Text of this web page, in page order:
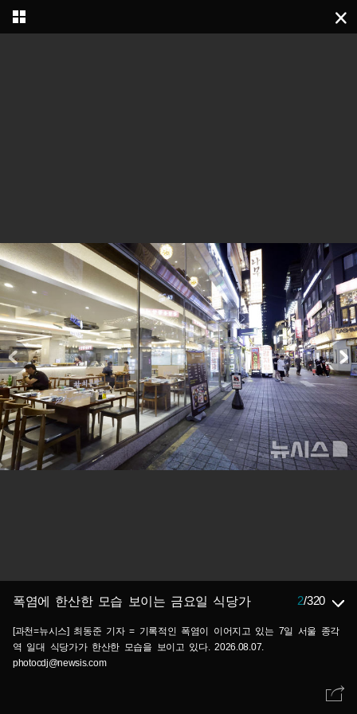
폭염에 한산한 모습 보이는 금요일 식당가 2/320
[과천=뉴시스] 최동준 기자 = 기록적인 폭염이 이어지고 있는 7일 서울 종각
역 일대 식당가가 한산한 모습을 보이고 있다. 2026.08.07.
photocdj@newsis.com